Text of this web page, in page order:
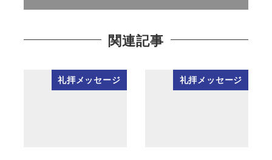
関連記事
礼拝メッセージ 礼拝メッセージ